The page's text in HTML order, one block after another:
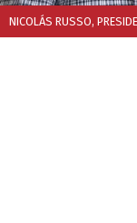
NICOLÁS RUSSO,